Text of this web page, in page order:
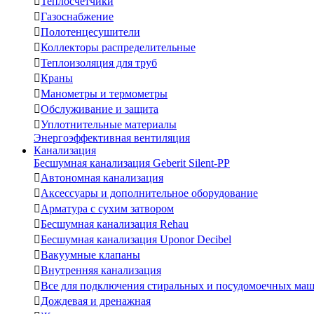
Газоснабжение
Полотенцесушители
Коллекторы распределительные
Теплоизоляция для труб
Краны
Манометры и термометры
Обслуживание и защита
Уплотнительные материалы
Энергоэффективная вентиляция
Канализация
Бесшумная канализация Geberit Silent-PP
Автономная канализация
Аксессуары и дополнительное оборудование
Арматура с сухим затвором
Бесшумная канализация Rehau
Бесшумная канализация Uponor Decibel
Вакуумные клапаны
Внутренняя канализация
Все для подключения стиральных и посудомоечных
Дождевая и дренажная